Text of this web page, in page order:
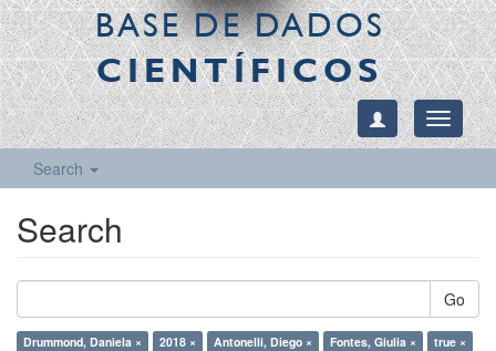
BASE DE DADOS
CIENTÍFICOS
Toggle
Search
Search
Go
Drummond, Daniela × 2018 × Antonelli, Diego × Fontes, Giulia ×
true ×